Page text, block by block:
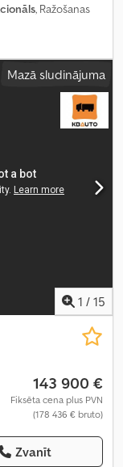
, Ražošanas
Mazā sludinājuma
1 / 15
143 900 €
Fiksēta cena plus PVN
(178 436 € bruto)
Zvanīt